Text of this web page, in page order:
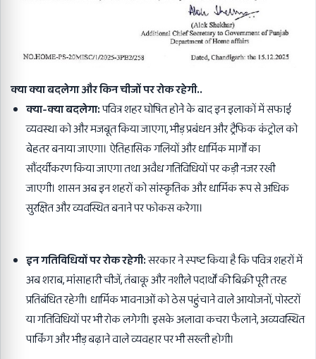
क्या क्या बदलेगा और किन चीजों पर रोक रहेगी..
क्या-क्या बदलेगा:पवित्र शहर घोषित होने के बाद इन इलाकों में सफाई
व्यवस्था को और मजबूत किया जाएगा, भीड़ प्रबंधन और ट्रैफिक कंट्रोल को
बेहतर बनाया जाएगा। ऐतिहासिक गलियों और धार्मिक मार्गों का
सौंदर्यीकरण किया जाएगा तथा अवैध गतिविधियों पर कड़ी नजर रखी
जाएगी। शासन अब इन शहरों को सांस्कृतिक और धार्मिक रूप से अधिक
सुरक्षित और व्यवस्थित बनाने पर फोकस करेगा।
इन गतिविधियों पर रोक रहेगी:सरकार ने स्पष्ट किया है कि पवित्र शहरों में
अब शराब, मांसाहारी चीजें, तंबाकू और नशीले पदार्थों की बिक्री पूरी तरह
प्रतिबंधित रहेगी। धार्मिक भावनाओं को ठेस पहुंचाने वाले आयोजनों, पोस्टरों
या गतिविधियों पर भी रोक लगेगी। इसके अलावा कचरा फैलाने, अव्यवस्थित
पार्किंग और भीड़ बढ़ाने वाले व्यवहार पर भी सख्ती होगी।